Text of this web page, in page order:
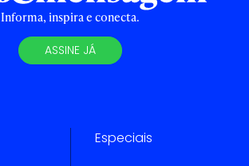
Informa, inspira e conecta.
ASSINE JÁ
Especiais